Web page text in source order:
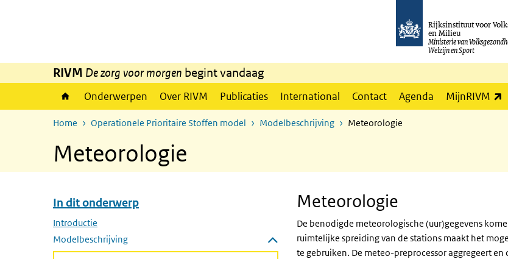
Rijksinstituut voor
en Milieu
Ministerie van
Welzijn en Sport
RIVM De zorg voor morgen begint vandaag
Onderwerpen Over RIVM Publicaties International Contact Agenda MijnRIVM
Home Operationele Prioritaire Stoffen model Modelbeschrijving Meteorologie
Meteorologie
Overslaan menu In dit onderwerp
In dit onderwerp
Introductie
Modelbeschrijving
Submenu sluiten
Meteorologie
De benodigde meteorologische (uur)gegevens
ruimtelijke spreiding van de stations maakt het
te gebruiken. De meteo-preprocessor aggregeert